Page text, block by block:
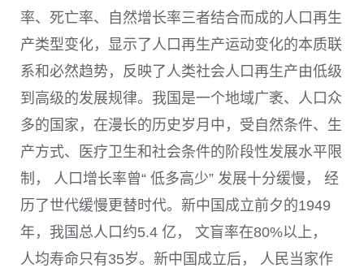
率、死亡率、自然增长率三者结合而成的人口再生
产类型变化，显示了人口再生产运动变化的本质联
系和必然趋势，反映了人类社会人口再生产由低级
到高级的发展规律。我国是一个地域广袤、人口众
多的国家，在漫长的历史岁月中，受自然条件、生
产方式、医疗卫生和社会条件的阶段性发展水平限
制， 人口增长率曾“ 低多高少” 发展十分缓慢， 经
历了世代缓慢更替时代。新中国成立前夕的1949
年，我国总人口约5.4 亿， 文盲率在80%以上，
人均寿命只有35岁。新中国成立后， 人民当家作